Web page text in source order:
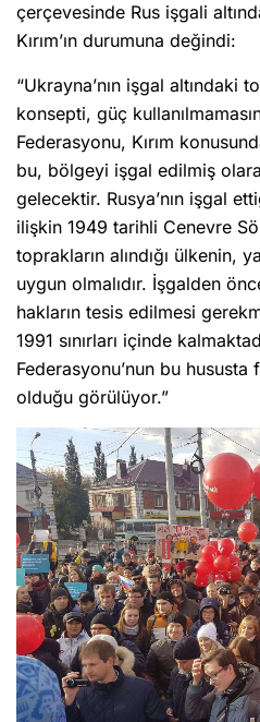
çerçevesinde Rus işgali
Kırım’ın durumuna değindi:
“Ukrayna’nın işgal altındaki
konsepti, güç
Federasyonu, Kırım
bu, bölgeyi işgal edilmiş
gelecektir. Rusya’nın işgal
ilişkin 1949 tarihli Cenevre
toprakların alındığı ülkenin,
uygun olmalıdır. İşgalden
hakların tesis edilmesi
1991 sınırları içinde
Federasyonu’nun bu hususta
olduğu görülüyor.”